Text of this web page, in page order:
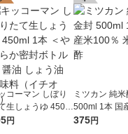
コーマン しぼり
生しょうゆ 450m
＜やわらか密封
円
ミツカン 純
500ml 1本 国
0％ 米酢 食酢
375円